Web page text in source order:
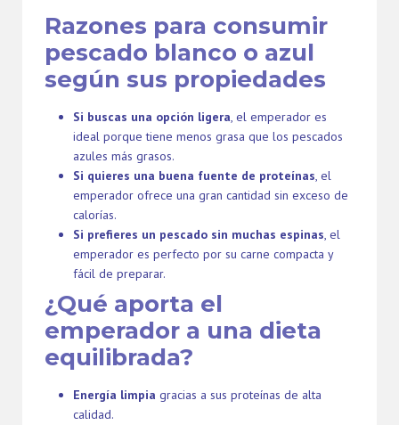
Razones para consumir
pescado blanco o azul
según sus propiedades
Si buscas una opción ligera, el emperador es
ideal porque tiene menos grasa que los pescados
azules más grasos.
Si quieres una buena fuente de proteínas, el
emperador ofrece una gran cantidad sin exceso de
calorías.
Si prefieres un pescado sin muchas espinas, el
emperador es perfecto por su carne compacta y
fácil de preparar.
¿Qué aporta el
emperador a una dieta
equilibrada?
Energía limpia gracias a sus proteínas de alta
calidad.